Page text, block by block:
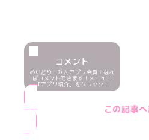
コメント
めいどりーみんアプリ会員になれ
ばコメントできます！メニュー
「アプリ紹介」をクリック！
この記事